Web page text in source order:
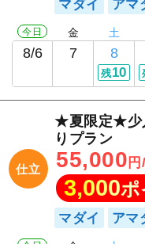
マダイ アマ
今日
8/6
金
7
土
8
残10
仕立
★夏限定★少
りプラン
55,000 円
3,000ポ
マダイ アマ